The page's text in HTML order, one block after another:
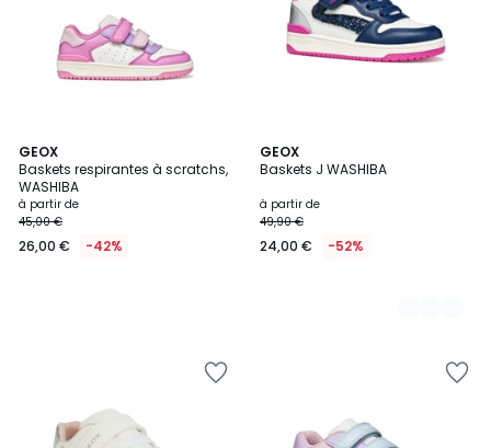
GEOX
Baskets respirantes à scratchs,
WASHIBA
à partir de
45,00 €
26,00 € -42%
GEOX
Baskets J WASHIBA
à partir de
49,90 €
24,00 € -52%
2
Couleurs